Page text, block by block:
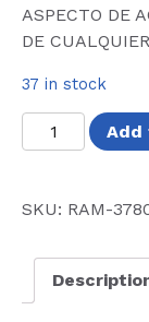
ASPECTO DE
DE
37 in stock
MEMORIA
VIPER
UDIMM
8GB
(1X8G
quantity
Add
SKU: RAM-